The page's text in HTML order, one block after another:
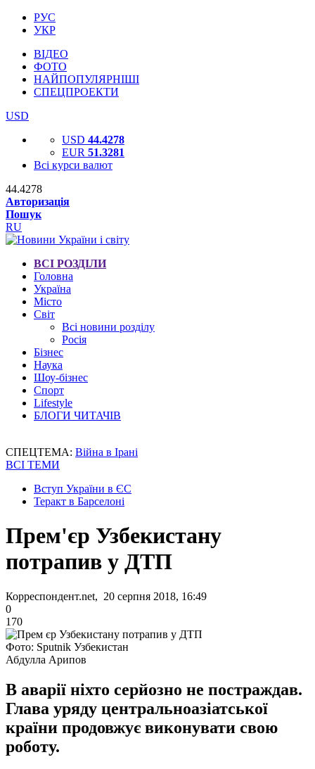
РУС
УКР
ВІДЕО
ФОТО
НАЙПОПУЛЯРНІШІ
СПЕЦПРОЕКТИ
USD
USD 44.4278
EUR 51.3281
Всі курси валют
44.4278
Авторизація
Пошук
RU
ВСІ РОЗДІЛИ
Головна
Україна
Місто
Світ
Всі новини розділу
Росія
Бізнес
Наука
Шоу-бізнес
Спорт
Lifestyle
БЛОГИ ЧИТАЧІВ
СПЕЦТЕМА: Війна в Ірані
ВСІ ТЕМИ
Вступ України в ЄС
Теракт в Барселоні
Прем'єр Узбекистану
потрапив у ДТП
Корреспондент.net, 20 серпня 2018, 16:49
0
170
Фото: Sputnik Узбекистан
Абдулла Арипов
В аварії ніхто серйозно не постраждав.
Глава уряду центральноазіатської
країни продовжує виконувати свою
роботу.